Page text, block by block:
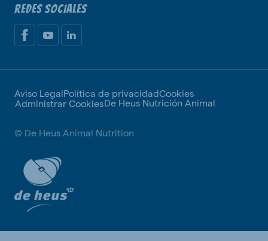
REDES SOCIALES
Aviso LegalPolítica de privacidadCookies
Administrar CookiesDe Heus Nutrición Animal
© De Heus Animal Nutrition